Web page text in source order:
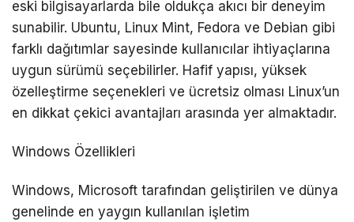
eski bilgisayarlarda bile oldukça akıcı bir deneyim
sunabilir. Ubuntu, Linux Mint, Fedora ve Debian gibi
farklı dağıtımlar sayesinde kullanıcılar ihtiyaçlarına
uygun sürümü seçebilirler. Hafif yapısı, yüksek
özelleştirme seçenekleri ve ücretsiz olması Linux’un
en dikkat çekici avantajları arasında yer almaktadır.
Windows Özellikleri
Windows, Microsoft tarafından geliştirilen ve dünya
genelinde en yaygın kullanılan işletim